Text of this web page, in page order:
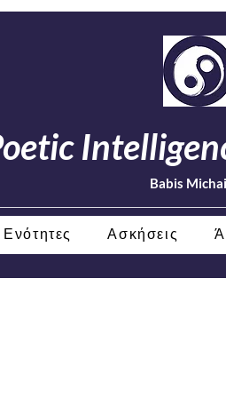
Babis
Ενότητες Ασκήσεις